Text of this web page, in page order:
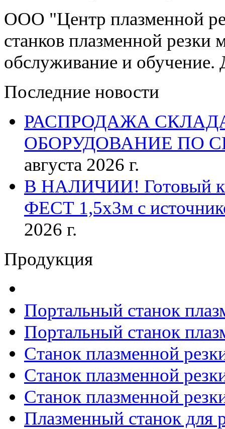
ООО "Центр плазменной
станков плазменной резки
обслуживание и обучение.
Последние новости
РАСПРОДАЖА
ОБОРУДОВАНИЕ ПО
августа 2026 г.
В НАЛИЧИИ! Готовый к
ФЕСТ 1,5х3м с
2026 г.
Продукция
Портальный станок
Портальный станок
Станок плазменной
Станок плазменной
Станок плазменной
Плазменный станок для